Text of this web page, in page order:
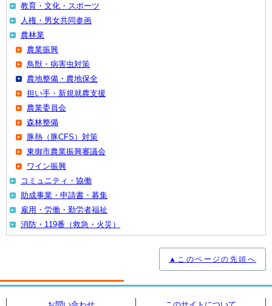
教育・文化・スポーツ
人権・男女共同参画
農林業
農業振興
鳥獣・病害虫対策
農地整備・農地保全
担い手・新規就農支援
農業委員会
森林整備
豚熱（豚CFS）対策
東御市農業振興審議会
ワイン振興
コミュニティ・協働
助成事業・申請書・募集
雇用・労働・勤労者福祉
消防・119番（救急・火災）
▲このページの先頭へ